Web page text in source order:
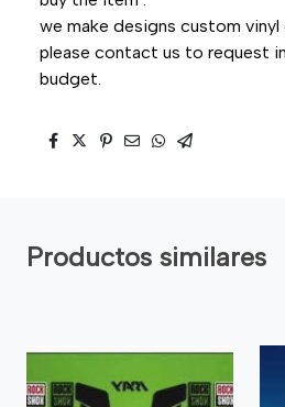
we make designs custom
please contact us to request
budget.
Productos similares